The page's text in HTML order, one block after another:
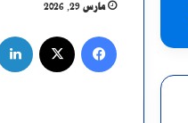
مارس 29, 2026
فيسبوك